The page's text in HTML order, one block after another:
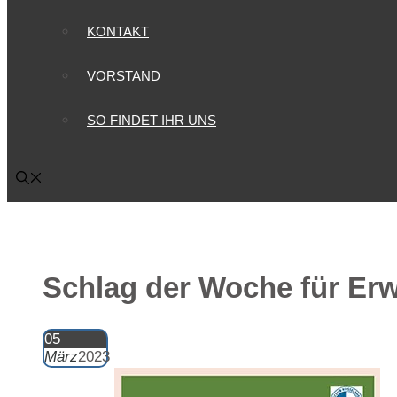
KONTAKT
VORSTAND
SO FINDET IHR UNS
Schlag der Woche für
05
März2023